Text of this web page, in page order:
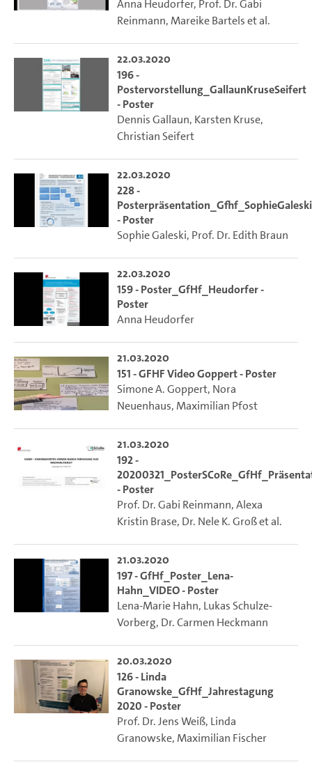
Anna Heudorfer, Prof. Dr. Gabi
Reinmann,Mareike Bartelset al.
22.03.2020
196 -
Postervorstellung_GallaunKruseSeifert
- Poster
Dennis Gallaun, Karsten Kruse,
Christian Seifert
22.03.2020
228 -
Posterpräsentation_Gfhf_SophieGaleski
- Poster
Sophie Galeski, Prof. Dr. Edith Braun
22.03.2020
159 - Poster_GfHf_Heudorfer -
Poster
Anna Heudorfer
21.03.2020
151 - GFHF Video Goppert - Poster
Simone A. Goppert, Nora
Neuenhaus,Maximilian Pfost
21.03.2020
192 -
- Poster
Prof. Dr. Gabi Reinmann,Alexa
Kristin Brase, Dr. Nele K. Großet al.
21.03.2020
197 - GfHf_Poster_Lena-
Hahn_VIDEO - Poster
Lena-Marie Hahn, Lukas Schulze-
Vorberg, Dr. Carmen Heckmann
20.03.2020
126 - Linda
Granowske_GfHf_Jahrestagung
2020 - Poster
Prof. Dr. Jens Weiß, Linda
Granowske,Maximilian Fischer